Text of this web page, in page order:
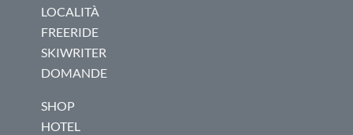
LOCALITÀ
FREERIDE
SKIWRITER
DOMANDE
SHOP
HOTEL